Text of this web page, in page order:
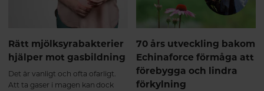
Rätt mjölksyrabakterier
hjälper mot gasbildning
Det är vanligt och ofta ofarligt.
Att ta gaser i magen kan dock
70 års utveckling bakom
Echinaforce förmåga att
förebygga och lindra
förkylning